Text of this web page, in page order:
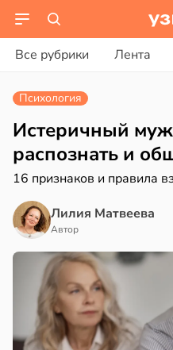
Все рубрики Лента
Психология
Истеричный
распознать и
16 признаков и правила
Лилия Матвеева
Автор